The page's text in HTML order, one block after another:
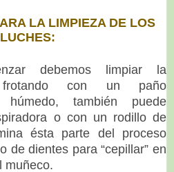
LA LIMPIEZA DE LOS
debemos limpiar
la
frotandocon un paño
húmedo, también puede
o con un rodillo de
ésta parte del proceso
de dientes para “cepillar” en
muñeco.